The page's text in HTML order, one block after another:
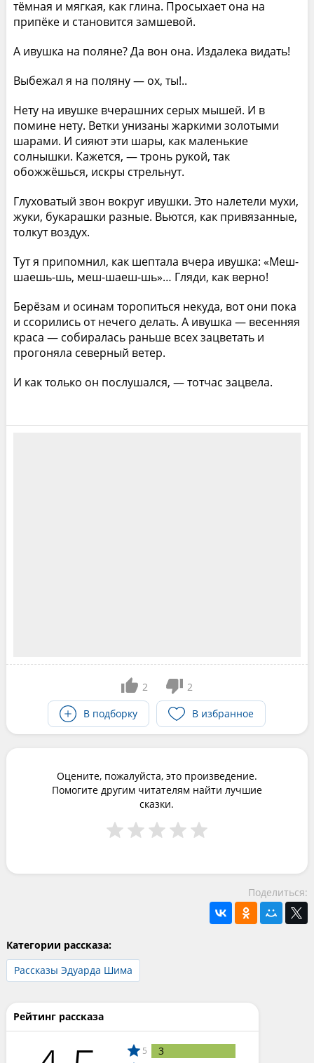
тёмная и мягкая, как глина. Просыхает она на
припёке и становится замшевой.
А ивушка на поляне? Да вон она. Издалека видать!
Выбежал я на поляну — ох, ты!..
Нету на ивушке вчерашних серых мышей. И в
помине нету. Ветки унизаны жаркими золотыми
шарами. И сияют эти шары, как маленькие
солнышки. Кажется, — тронь рукой, так
обожжёшься, искры стрельнут.
Глуховатый звон вокруг ивушки. Это налетели мухи,
жуки, букарашки разные. Вьются, как привязанные,
толкут воздух.
Тут я припомнил, как шептала вчера ивушка: «Меш-
шаешь-шь, меш-шаеш-шь»… Гляди, как верно!
Берёзам и осинам торопиться некуда, вот они пока
и ссорились от нечего делать. А ивушка — весенняя
краса — собиралась раньше всех зацветать и
прогоняла северный ветер.
И как только он послушался, — тотчас зацвела.
2
2
В подборку
В избранное
Оцените, пожалуйста, это произведение.
Помогите другим читателям найти лучшие
сказки.
Поделиться:
Категории рассказа:
Рассказы Эдуарда Шима
Рейтинг рассказа
5 3